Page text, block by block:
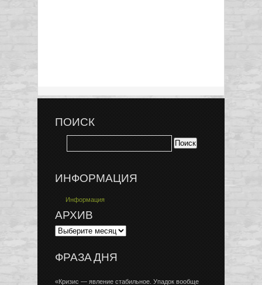
ПОИСК
ИНФОРМАЦИЯ
Информация
АРХИВ
ФРАЗА ДНЯ
«Кризис — явление стабильное. Упадок вообще